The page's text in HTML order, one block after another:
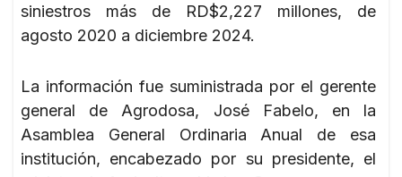
siniestros más de RD$2,227 millones, de
agosto 2020 a diciembre 2024.
La información fue suministrada por el gerente
general de Agrodosa, José Fabelo, en la
Asamblea General Ordinaria Anual de esa
institución, encabezado por su presidente, el